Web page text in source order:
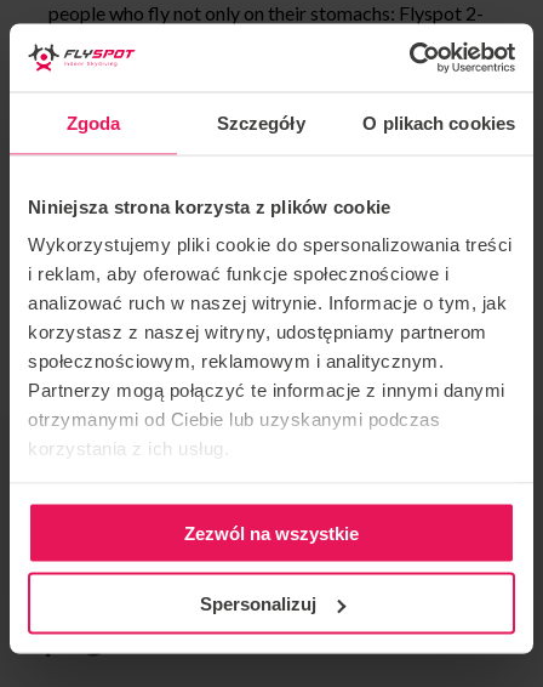
Zgoda Szczegóły O plikach cookies
Niniejsza strona korzysta z plików cookie
Wykorzystujemy pliki cookie do spersonalizowania treści
i reklam, aby oferować funkcje społecznościowe i
analizować ruch w naszej witrynie. Informacje o tym, jak
korzystasz z naszej witryny, udostępniamy partnerom
społecznościowym, reklamowym i analitycznym.
Partnerzy mogą połączyć te informacje z innymi danymi
otrzymanymi od Ciebie lub uzyskanymi podczas
korzystania z ich usług.
Zezwól na wszystkie
Spersonalizuj
people who fly not only on their stomachs: Flyspot 2-
way VFS Scramble!
(Head Up – sit fly only) and Pro
REGISTRATION
If you have any questions, please contact us:
agnieszka.olczyk@flyspot.com
EVENT ORGANIZER
CONTACT REGARDING THE EVENT
agnieszka.olczyk@flyspot.com
RECOMMEND THIS EVENT